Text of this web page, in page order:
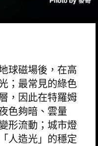
球磁場後，在高
；最常見的綠色
，因此在特羅姆
色夠暗、雲量
形流動；城市燈
人造光」的穩定